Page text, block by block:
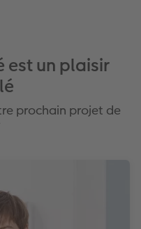
est un plaisir
prochain projet de